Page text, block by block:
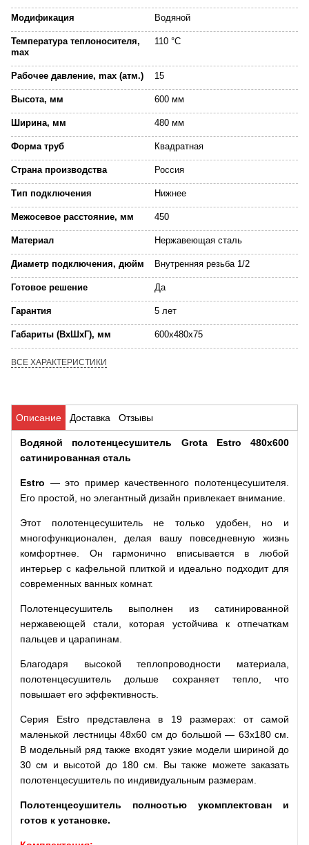
Модификация Водяной
Температура теплоносителя,
max
110 °C
Рабочее давление, max (атм.) 15
Высота, мм 600 мм
Ширина, мм 480 мм
Форма труб Квадратная
Страна производства Россия
Тип подключения Нижнее
Межосевое расстояние, мм 450
Материал Нержавеющая сталь
Диаметр подключения, дюйм Внутренняя резьба 1/2
Готовое решение Да
Гарантия 5 лет
Габариты (ВхШхГ), мм 600x480x75
ВСЕ ХАРАКТЕРИСТИКИ
Описание Доставка Отзывы
Водяной полотенцесушитель Grota Estro 480x600
сатинированная сталь
Estro — это пример качественного полотенцесушителя.
Его простой, но элегантный дизайн привлекает внимание.
Этот полотенцесушитель не только удобен, но и
многофункционален, делая вашу повседневную жизнь
комфортнее. Он гармонично вписывается в любой
интерьер с кафельной плиткой и идеально подходит для
современных ванных комнат.
Полотенцесушитель выполнен из сатинированной
нержавеющей стали, которая устойчива к отпечаткам
пальцев и царапинам.
Благодаря высокой теплопроводности материала,
полотенцесушитель дольше сохраняет тепло, что
повышает его эффективность.
Серия Estro представлена в 19 размерах: от самой
маленькой лестницы 48х60 см до большой — 63х180 см.
В модельный ряд также входят узкие модели шириной до
30 см и высотой до 180 см. Вы также можете заказать
полотенцесушитель по индивидуальным размерам.
Полотенцесушитель полностью укомплектован и
готов к установке.